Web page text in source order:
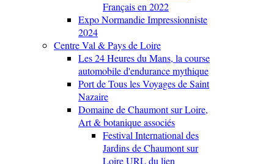
Français en 2022
Expo Normandie Impressionniste
2024
Centre Val & Pays de Loire
Les 24 Heures du Mans, la course
automobile d'endurance mythique
Port de Tous les Voyages de Saint
Nazaire
Domaine de Chaumont sur Loire,
Art & botanique associés
Festival International des
Jardins de Chaumont sur
Loire URL du lien